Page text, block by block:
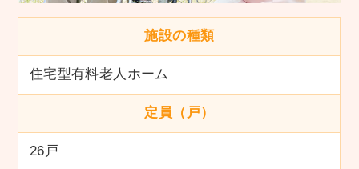
施設の種類
住宅型有料老人ホーム
定員（戸）
26戸